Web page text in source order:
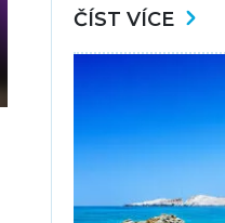
ČÍST VÍCE